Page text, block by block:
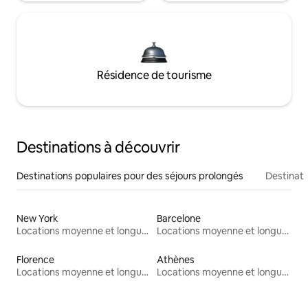
Résidence de tourisme
Destinations à découvrir
Destinations populaires pour des séjours prolongés
New York
Locations moyenne et longue durée
Barcelone
Locations moyenne et longue durée
Florence
Locations moyenne et longue durée
Athènes
Locations moyenne et longue durée